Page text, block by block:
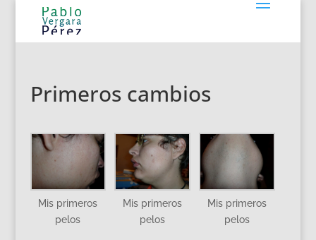
Primeros cambios
Mis primeros
pelos
Mis primeros
pelos
Mis primeros
pelos